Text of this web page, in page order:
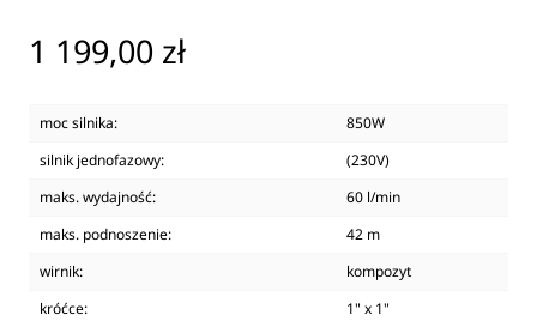
Cena
1 199,00 zł
moc silnika:
850W
silnik jednofazowy:
(230V)
maks. wydajność:
60 l/min
maks. podnoszenie:
42 m
wirnik:
kompozyt
króćce:
1" x 1"